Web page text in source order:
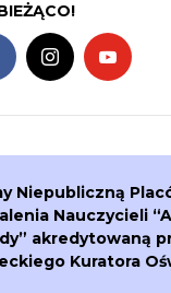
Niepubliczną
Nauczycieli
akredytowaną
Kuratora